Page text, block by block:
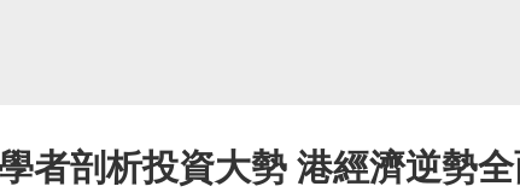
者剖析投資大勢 港經濟逆勢